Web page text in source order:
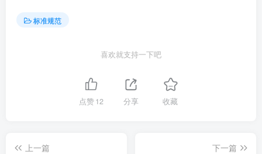
标准规范
喜欢就支持一下吧
点赞12 分享 收藏
上一篇
下一篇